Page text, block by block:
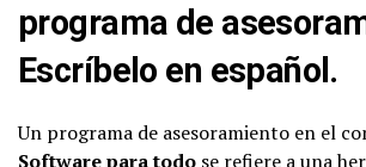
programa de
Escríbelo en español.
Un programa de asesoramiento en el
Software para todo se refiere a una